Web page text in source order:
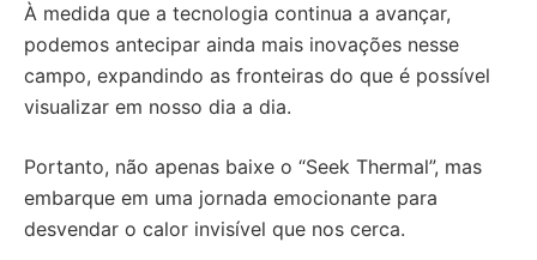
À medida que a tecnologia continua a avançar,
podemos antecipar ainda mais inovações nesse
campo, expandindo as fronteiras do que é possível
visualizar em nosso dia a dia.
Portanto, não apenas baixe o “Seek Thermal”, mas
embarque em uma jornada emocionante para
desvendar o calor invisível que nos cerca.